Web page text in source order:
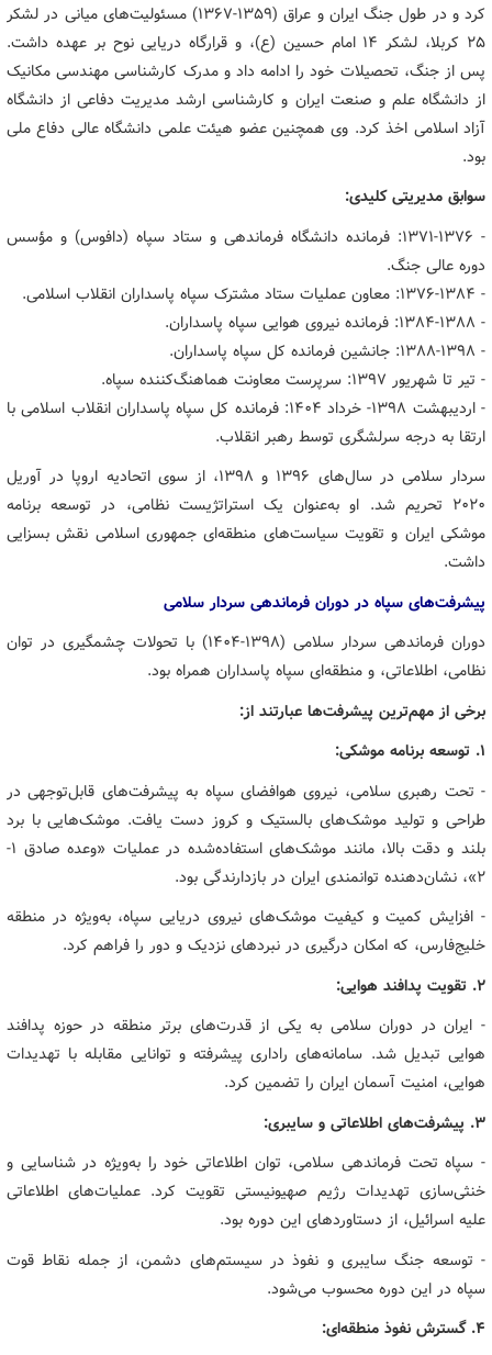
کرد و در طول جنگ ایران و عراق (۱۳۵۹-۱۳۶۷) مسئولیت‌های میانی در لشکر
۲۵ کربلا، لشکر ۱۴ امام حسین (ع)، و قرارگاه دریایی نوح بر عهده داشت.
پس از جنگ، تحصیلات خود را ادامه داد و مدرک کارشناسی مهندسی مکانیک
از دانشگاه علم و صنعت ایران و کارشناسی ارشد مدیریت دفاعی از دانشگاه
آزاد اسلامی اخذ کرد. وی همچنین عضو هیئت علمی دانشگاه عالی دفاع ملی
بود.
سوابق مدیریتی کلیدی:
- ۱۳۷۱-۱۳۷۶: فرمانده دانشگاه فرماندهی و ستاد سپاه (دافوس) و مؤسس
دوره عالی جنگ.
- ۱۳۷۶-۱۳۸۴: معاون عملیات ستاد مشترک سپاه پاسداران انقلاب اسلامی.
- ۱۳۸۴-۱۳۸۸: فرمانده نیروی هوایی سپاه پاسداران.
- ۱۳۸۸-۱۳۹۸: جانشین فرمانده کل سپاه پاسداران.
- تیر تا شهریور ۱۳۹۷: سرپرست معاونت هماهنگ‌کننده سپاه.
- اردیبهشت ۱۳۹۸- خرداد ۱۴۰۴: فرمانده کل سپاه پاسداران انقلاب اسلامی با
ارتقا به درجه سرلشگری توسط رهبر انقلاب.
سردار سلامی در سال‌های ۱۳۹۶ و ۱۳۹۸، از سوی اتحادیه اروپا در آوریل
۲۰۲۰ تحریم شد. او به‌عنوان یک استراتژیست نظامی، در توسعه برنامه
موشکی ایران و تقویت سیاست‌های منطقه‌ای جمهوری اسلامی نقش بسزایی
داشت.
پیشرفت‌های سپاه در دوران فرماندهی سردار سلامی
دوران فرماندهی سردار سلامی (۱۳۹۸-۱۴۰۴) با تحولات چشمگیری در توان
نظامی، اطلاعاتی، و منطقه‌ای سپاه پاسداران همراه بود.
برخی از مهم‌ترین پیشرفت‌ها عبارتند از:
۱. توسعه برنامه موشکی:
- تحت رهبری سلامی، نیروی هوافضای سپاه به پیشرفت‌های قابل‌توجهی در
طراحی و تولید موشک‌های بالستیک و کروز دست یافت. موشک‌هایی با برد
بلند و دقت بالا، مانند موشک‌های استفاده‌شده در عملیات «وعده صادق ۱-
۲»، نشان‌دهنده توانمندی ایران در بازدارندگی بود.
- افزایش کمیت و کیفیت موشک‌های نیروی دریایی سپاه، به‌ویژه در منطقه
خلیج‌فارس، که امکان درگیری در نبردهای نزدیک و دور را فراهم کرد.
۲. تقویت پدافند هوایی:
- ایران در دوران سلامی به یکی از قدرت‌های برتر منطقه در حوزه پدافند
هوایی تبدیل شد. سامانه‌های راداری پیشرفته و توانایی مقابله با تهدیدات
هوایی، امنیت آسمان ایران را تضمین کرد.
۳. پیشرفت‌های اطلاعاتی و سایبری:
- سپاه تحت فرماندهی سلامی، توان اطلاعاتی خود را به‌ویژه در شناسایی و
خنثی‌سازی تهدیدات رژیم صهیونیستی تقویت کرد. عملیات‌های اطلاعاتی
علیه اسرائیل، از دستاوردهای این دوره بود.
- توسعه جنگ سایبری و نفوذ در سیستم‌های دشمن، از جمله نقاط قوت
سپاه در این دوره محسوب می‌شود.
۴. گسترش نفوذ منطقه‌ای: